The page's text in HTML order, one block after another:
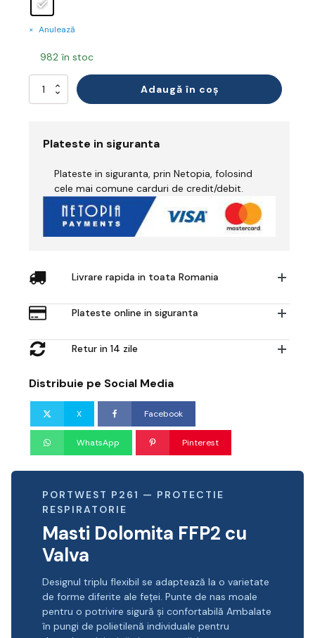
Anulează
982 în stoc
Cantitate
Adaugă în coș
Plateste in siguranta
Plateste in siguranta, prin Netopia, folosind
cele mai comune carduri de credit/debit.
Livrare rapida in toata Romania
Plateste online in siguranta
Retur in 14 zile
Distribuie pe Social Media
X Facebook
WhatsApp Pinterest
PORTWEST P261 — PROTECTIE
RESPIRATORIE
Masti Dolomita FFP2 cu
Valva
Designul triplu flexibil se adaptează la o varietate
de forme diferite ale feței. Punte de nas moale
pentru o potrivire sigură și confortabilă Ambalate
în pungi de polietilenă individuale pentru